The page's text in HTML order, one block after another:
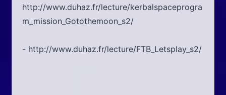
http://www.duhaz.fr/lecture/kerbalspaceprogra
m_mission_Gotothemoon_s2/
- http://www.duhaz.fr/lecture/FTB_Letsplay_s2/